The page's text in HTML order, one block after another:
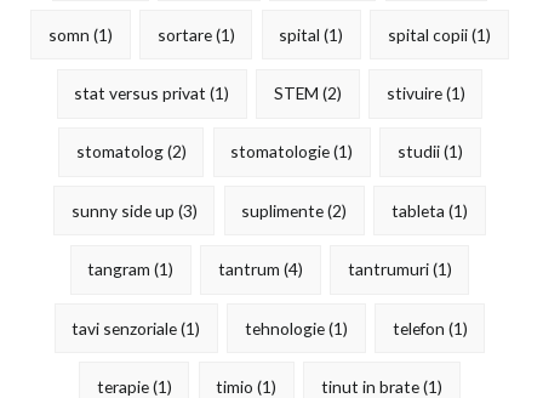
somn (1) sortare(1) spital (1) spital copii(1)
stat versus privat (1) STEM (2) stivuire(1)
stomatolog(2) stomatologie(1) studii(1)
sunny side up (3) suplimente(2) tableta (1)
tangram (1) tantrum (4) tantrumuri(1)
tavi senzoriale(1) tehnologie(1) telefon (1)
terapie(1) timio (1) tinut in brate(1)